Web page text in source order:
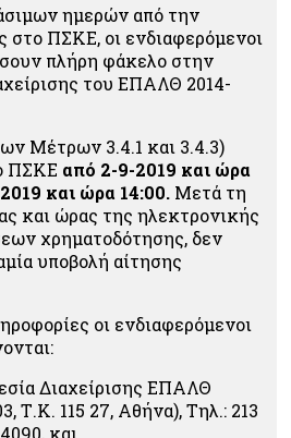
ημερών από την
στο ΠΣΚΕ, οι ενδιαφερόμενοι
πλήρη φάκελο στην
του ΕΠΑΛΘ 2014-
Μέτρων 3.4.1 και 3.4.3)
ΠΣΚΕ από 2-9-2019 και ώρα
και ώρα 14:00. Μετά τη
και ώρας της ηλεκτρονικής
χρηματοδότησης, δεν
υποβολή αίτησης
οι ενδιαφερόμενοι
Διαχείρισης ΕΠΑΛΘ
Τ.Κ. 115 27, Αθήνα), Τηλ.: 213
και